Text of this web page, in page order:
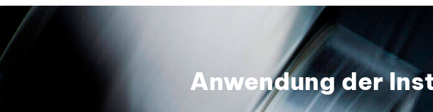
Anwendung der